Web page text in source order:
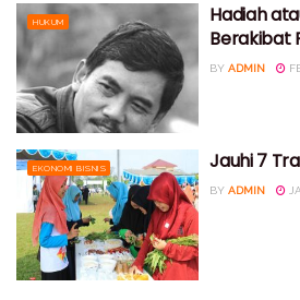
HUKUM
Hadiah
Berakibat
BY ADMIN
EKONOMI BISNIS Jauhi 7
BY ADMIN